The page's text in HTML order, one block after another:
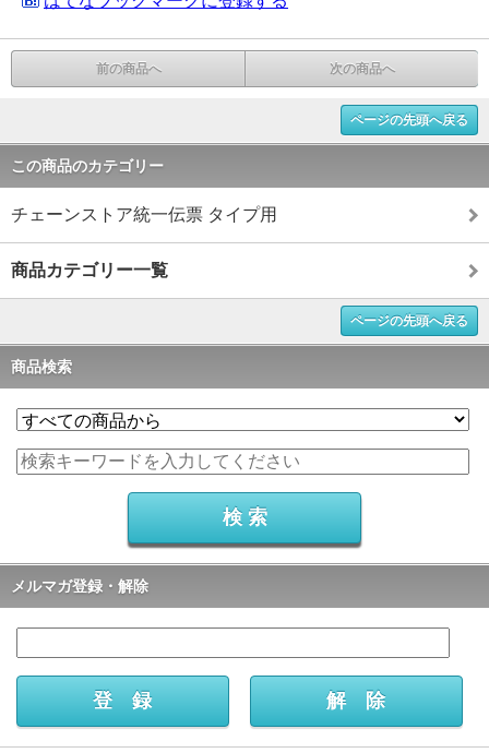
前の商品へ 次の商品へ
ページの先頭へ戻る
この商品のカテゴリー
チェーンストア統一伝票 タイプ用
商品カテゴリー一覧
ページの先頭へ戻る
商品検索
メルマガ登録・解除